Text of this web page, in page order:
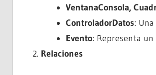
VentanaConsola,
ControladorDatos:
Evento: Representa
Relaciones